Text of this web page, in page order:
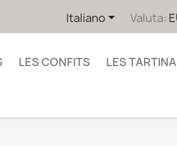
Italiano Valuta:
LES CONFITS LES